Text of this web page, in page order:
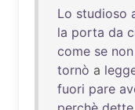
Lo studioso
la porta da
come se non
tornò a
fuori pare